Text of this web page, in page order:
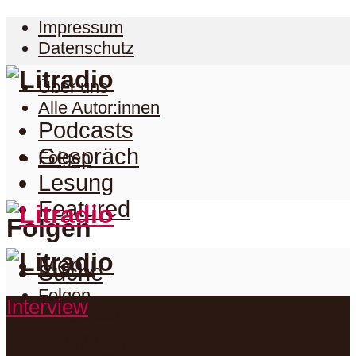
Impressum
Datenschutz
Über uns
Alle Autor:innen
Folgen
Folgen
Folgen
Facebook
Podcasts
Gespräch
Lesung
Featured
Menu
Suche
Podcasts
Interview